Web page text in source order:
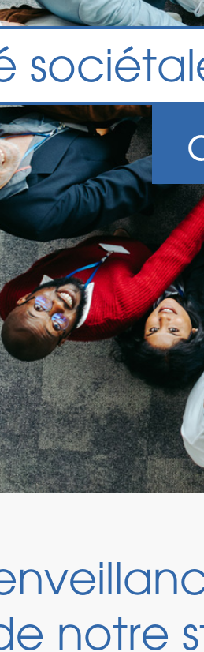
notre